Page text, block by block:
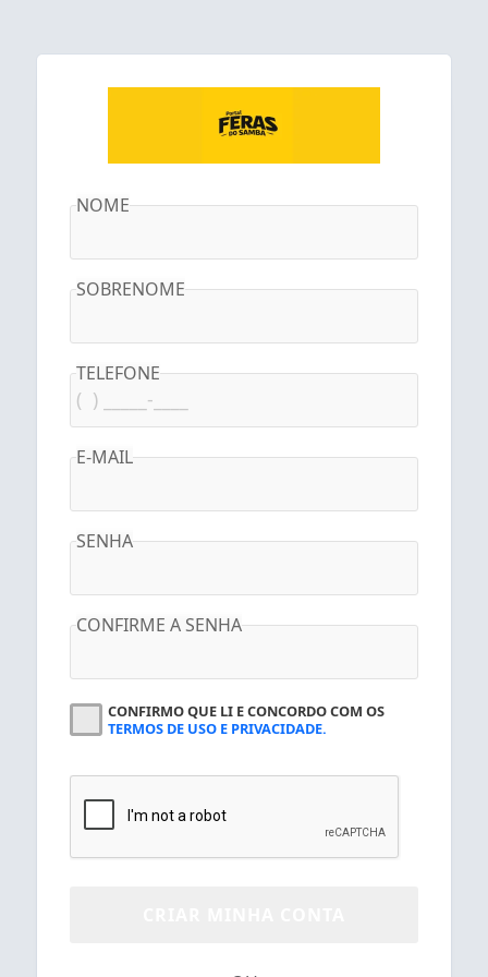
NOME
SOBRENOME
TELEFONE
E-MAIL
SENHA
CONFIRME A SENHA
CONFIRMO QUE LI E CONCORDO COM OS
TERMOS DE USO E PRIVACIDADE.